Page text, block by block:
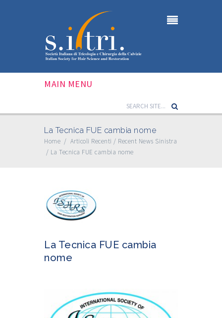
MAIN MENU
La Tecnica FUE cambia nome
Home / Articoli Recenti / Recent News Sinistra
/ La Tecnica FUE cambia nome
La Tecnica FUE cambia
nome